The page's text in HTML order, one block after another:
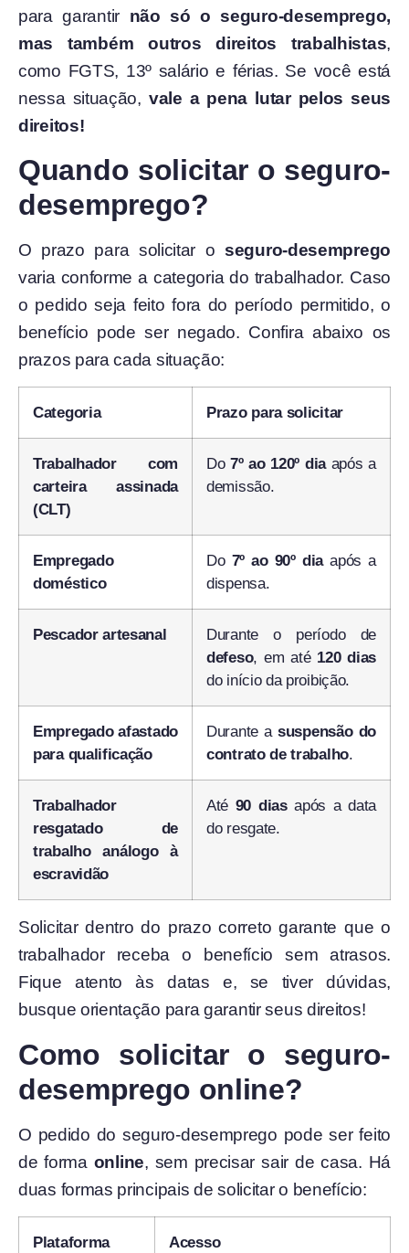
para garantir não só o seguro-desemprego,
mas também outros direitos trabalhistas,
como FGTS, 13º salário e férias. Se você está
nessa situação, vale a pena lutar pelos seus
direitos!
Quando solicitar o seguro-
desemprego?
O prazo para solicitar oseguro-desemprego
varia conforme a categoria do trabalhador. Caso
o pedido seja feito fora do período permitido, o
benefício pode ser negado. Confira abaixo os
prazos para cada situação:
Categoria Prazo para solicitar
Trabalhador com
carteira assinada
(CLT)
Do7º ao 120º diaapós a
demissão.
Empregado
doméstico
Do 7º ao 90º diaapós a
dispensa.
Pescador artesanal
Durante o período de
defeso, em até 120 dias
do início da proibição.
Empregado afastado
para qualificação
Durante asuspensão do
contrato de trabalho.
Trabalhador
resgatado de
trabalho análogo à
escravidão
Até 90 diasapós a data
do resgate.
Solicitar dentro do prazo correto garante que o
trabalhador receba o benefício sem atrasos.
Fique atento às datas e, se tiver dúvidas,
busque orientação para garantir seus direitos!
Como solicitar o seguro-
desemprego online?
O pedido do seguro-desemprego pode ser feito
de forma online, sem precisar sair de casa. Há
duas formas principais de solicitar o benefício:
Plataforma Acesso